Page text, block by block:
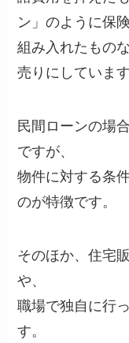
ン」のように保
組み入れたもの
売りにしています
民間ローンの場
ですが、
物件に対する条
のが特徴です。
そのほか、住宅
や、
職場で独自に行
す。